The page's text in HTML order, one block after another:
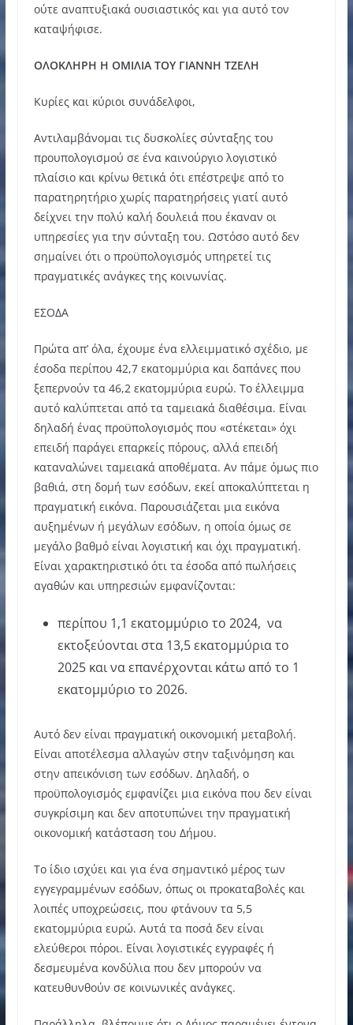
ούτε αναπτυξιακά ουσιαστικός και για αυτό τον
καταψήφισε.
ΟΛΟΚΛΗΡΗ Η ΟΜΙΛΙΑ ΤΟΥ ΓΙΑΝΝΗ ΤΖΕΛΗ
Κυρίες και κύριοι συνάδελφοι,
Αντιλαμβάνομαι τις δυσκολίες σύνταξης του
προυπολογισμού σε ένα καινούργιο λογιστικό
πλαίσιο και κρίνω θετικά ότι επέστρεψε από το
παρατηρητήριο χωρίς παρατηρήσεις γιατί αυτό
δείχνει την πολύ καλή δουλειά που έκαναν οι
υπηρεσίες για την σύνταξη του. Ωστόσο αυτό δεν
σημαίνει ότι ο προϋπολογισμός υπηρετεί τις
πραγματικές ανάγκες της κοινωνίας.
ΕΣΟΔΑ
Πρώτα απ’ όλα, έχουμε ένα ελλειμματικό σχέδιο, με
έσοδα περίπου 42,7 εκατομμύρια και δαπάνες που
ξεπερνούν τα 46,2 εκατομμύρια ευρώ. Το έλλειμμα
αυτό καλύπτεται από τα ταμειακά διαθέσιμα. Είναι
δηλαδή ένας προϋπολογισμός που «στέκεται» όχι
επειδή παράγει επαρκείς πόρους, αλλά επειδή
καταναλώνει ταμειακά αποθέματα. Αν πάμε όμως πιο
βαθιά, στη δομή των εσόδων, εκεί αποκαλύπτεται η
πραγματική εικόνα. Παρουσιάζεται μια εικόνα
αυξημένων ή μεγάλων εσόδων, η οποία όμως σε
μεγάλο βαθμό είναι λογιστική και όχι πραγματική.
Είναι χαρακτηριστικό ότι τα έσοδα από πωλήσεις
αγαθών και υπηρεσιών εμφανίζονται:
περίπου 1,1 εκατομμύριο το 2024, να
εκτοξεύονται στα 13,5 εκατομμύρια το
2025 και να επανέρχονται κάτω από το 1
εκατομμύριο το 2026.
Αυτό δεν είναι πραγματική οικονομική μεταβολή.
Είναι αποτέλεσμα αλλαγών στην ταξινόμηση και
στην απεικόνιση των εσόδων. Δηλαδή, ο
προϋπολογισμός εμφανίζει μια εικόνα που δεν είναι
συγκρίσιμη και δεν αποτυπώνει την πραγματική
οικονομική κατάσταση του Δήμου.
Το ίδιο ισχύει και για ένα σημαντικό μέρος των
εγγεγραμμένων εσόδων, όπως οι προκαταβολές και
λοιπές υποχρεώσεις, που φτάνουν τα 5,5
εκατομμύρια ευρώ. Αυτά τα ποσά δεν είναι
ελεύθεροι πόροι. Είναι λογιστικές εγγραφές ή
δεσμευμένα κονδύλια που δεν μπορούν να
κατευθυνθούν σε κοινωνικές ανάγκες.